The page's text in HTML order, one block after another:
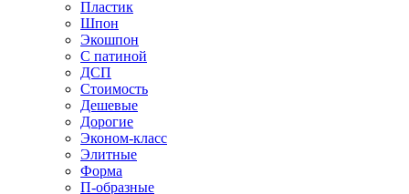
Пластик
Шпон
Экошпон
С патиной
ДСП
Стоимость
Дешевые
Дорогие
Эконом-класс
Элитные
Форма
П-образные